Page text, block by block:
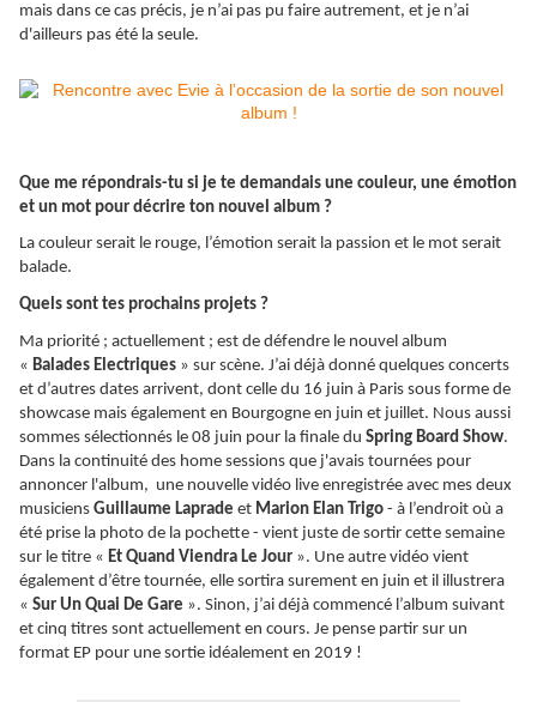
mais dans ce cas précis, je n’ai pas pu faire autrement, et je n’ai
d'ailleurs pas été la seule.
Que me répondrais-tu si je te demandais une couleur, une émotion
et un mot pour décrire ton nouvel album ?
La couleur serait le rouge, l’émotion serait la passion et le mot serait
balade.
Quels sont tes prochains projets ?
Ma priorité ; actuellement ; est de défendre le nouvel album
« Balades Electriques » sur scène. J’ai déjà donné quelques concerts
et d’autres dates arrivent, dont celle du 16 juin à Paris sous forme de
showcase mais également en Bourgogne en juin et juillet. Nous aussi
sommes sélectionnés le 08 juin pour la finale du Spring Board Show.
Dans la continuité des home sessions que j'avais tournées pour
annoncer l'album, une nouvelle vidéo live enregistrée avec mes deux
musiciens Guillaume Laprade et Marion Elan Trigo - à l’endroit où a
été prise la photo de la pochette - vient juste de sortir cette semaine
sur le titre « Et Quand Viendra Le Jour ». Une autre vidéo vient
également d’être tournée, elle sortira surement en juin et il illustrera
« Sur Un Quai De Gare ». Sinon, j’ai déjà commencé l’album suivant
et cinq titres sont actuellement en cours. Je pense partir sur un
format EP pour une sortie idéalement en 2019 !